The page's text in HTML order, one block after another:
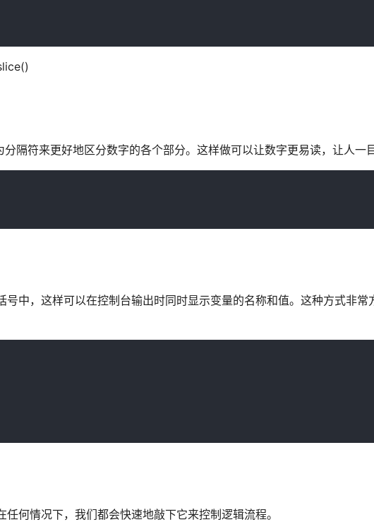
隔符来更好地区分数字的各个部分。这样做可以让数字更易读，让人一
中，这样可以在控制台输出时同时显示变量的名称和值。这种方式非常
何情况下，我们都会快速地敲下它来控制逻辑流程。